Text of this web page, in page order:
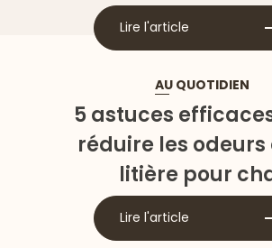
Lire l'article
AU QUOTIDIEN
5 astuces
réduire les odeurs
litière pour
Lire l'article